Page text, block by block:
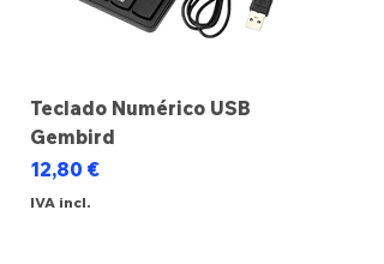
Teclado Numérico USB
Gembird
Preço
12,80 €
IVA incl.